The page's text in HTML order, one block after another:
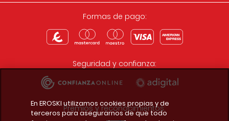
Formas de pago:
Seguridad y confianza:
Premios y reconocimientos:
En EROSKI utilizamos cookies propias y de
terceros para asegurarnos de que todo